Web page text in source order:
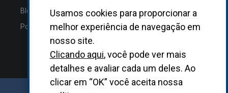
Blog
Política de Privacidade
Usamos cookies para proporcionar a
melhor experiência de navegação em
nosso site.
Clicando aqui, você pode ver mais
detalhes e avaliar cada um deles. Ao
clicar em “OK” você aceita nossa